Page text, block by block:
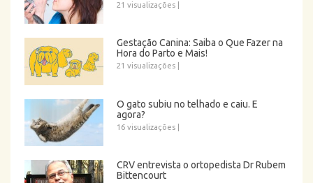
21 visualizações
Gestação Canina: Saiba o Que Fazer na
Hora do Parto e Mais!
21 visualizações
O gato subiu no telhado e caiu. E
agora?
16 visualizações
CRV entrevista o ortopedista Dr Rubem
Bittencourt